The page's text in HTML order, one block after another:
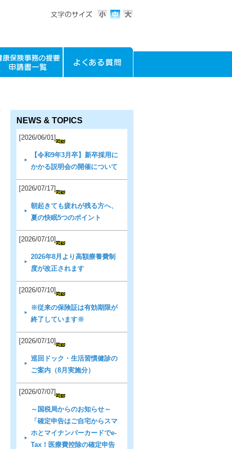
NEWS & TOPICS
[2026/06/01]
【令和9年3月卒】新卒採用に
かかる説明会の開催について
[2026/07/17]
朝起きても疲れが残る方へ、
夏の快眠5つのポイント
[2026/07/10]
2026年8月より高額療養費制
度が改正されます
[2026/07/10]
※従来の保険証は有効期限が
終了しています※
[2026/07/10]
巡回ドック・生活習慣健診の
ご案内（8月実施分）
[2026/07/07]
～国税局からのお知らせ～
「確定申告はご自宅からスマ
ホとマイナンバーカードでe-
Tax！医療費控除の確定申告